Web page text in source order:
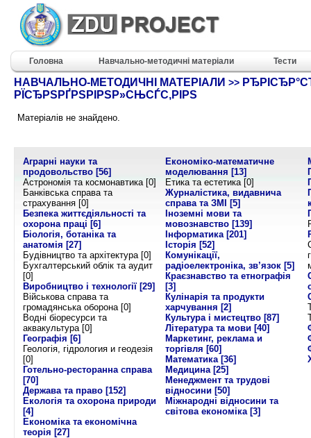
Головна Навчально-методичні матеріали Тести
НАВЧАЛЬНО-МЕТОДИЧНІ МАТЕРІАЛИ >>
РЇСЂРЅРҐРЅРІРЅР»СЊСЃС‚РІРЅ
Матеріалів не знайдено.
Аграрні науки та
продовольство [56]
Астрономія та космонавтика [0]
Банківська справа та
страхування [0]
Безпека життєдіяльності та
охорона праці [6]
Біологія, ботаніка та
анатомія [27]
Будівництво та архітектура [0]
Бухгалтерський облік та аудит
[0]
Виробництво і технології [29]
Військова справа та
громадянська оборона [0]
Водні біоресурси та
аквакультура [0]
Географія [6]
Геологія, гідрология и геодезія
[0]
Готельно-ресторанна справа
[70]
Держава та право [152]
Екологія та охорона природи
[4]
Економіка та економічна
теорія [27]
Економіко-математичне
моделювання [13]
Етика та естетика [0]
Журналістика, видавнича
справа та ЗМІ [5]
Іноземні мови та
мовознавство [139]
Інформатика [201]
Історія [52]
Комунікації,
радіоелектроніка, зв’язок [5]
Краєзнавство та етнографія
[3]
Кулінарія та продукти
харчування [2]
Культура і мистецтво [87]
Література та мови [40]
Маркетинг, реклама и
торгівля [60]
Математика [36]
Медицина [25]
Менеджмент та трудові
відносини [50]
Міжнародні відносини та
світова економіка [3]